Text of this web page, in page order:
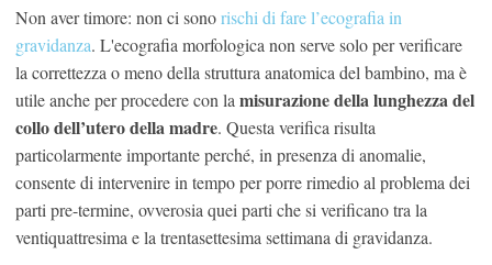
Non aver timore: non ci sonorischi di fare l’ecografia in
gravidanza. L'ecografia morfologica non serve solo per verificare
la correttezza o meno della struttura anatomica del bambino, ma è
utile anche per procedere con la misurazione della lunghezza del
collo dell’utero della madre. Questa verifica risulta
particolarmente importante perché, in presenza di anomalie,
consente di intervenire in tempo per porre rimedio al problema dei
parti pre-termine, ovverosia quei parti che si verificano tra la
ventiquattresima e la trentasettesima settimana di gravidanza.